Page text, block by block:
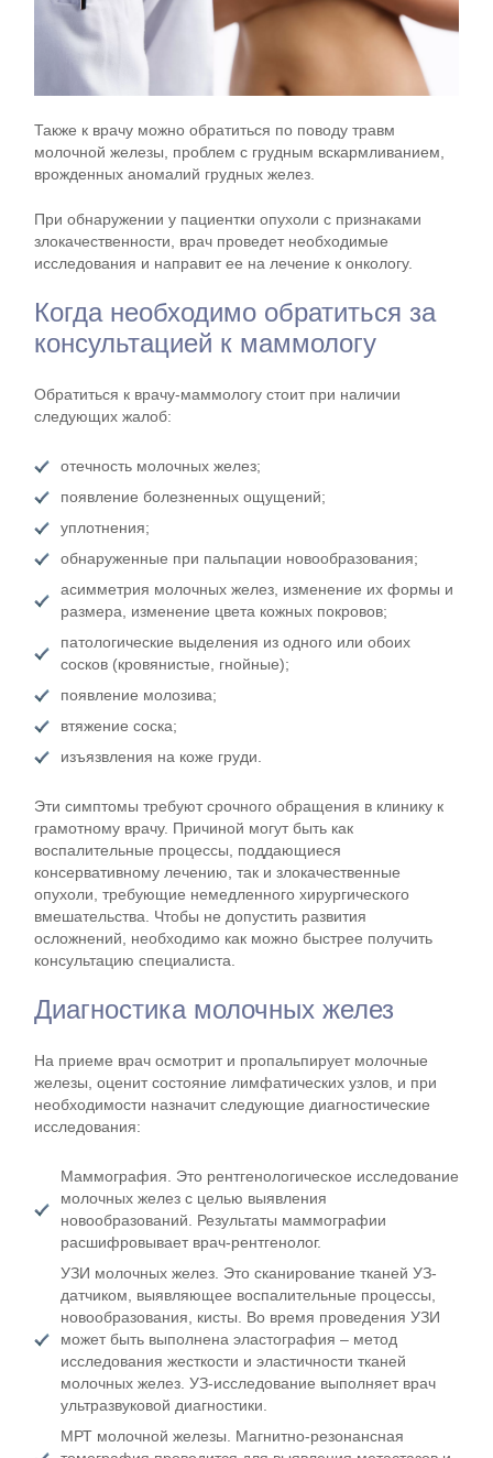
Также к врачу можно обратиться по поводу травм
молочной железы, проблем с грудным вскармливанием,
врожденных аномалий грудных желез.
При обнаружении у пациентки опухоли с признаками
злокачественности, врач проведет необходимые
исследования и направит ее на лечение к онкологу.
Когда необходимо обратиться за
консультацией к маммологу
Обратиться к врачу-маммологу стоит при наличии
следующих жалоб:
отечность молочных желез;
появление болезненных ощущений;
уплотнения;
обнаруженные при пальпации новообразования;
асимметрия молочных желез, изменение их формы и
размера, изменение цвета кожных покровов;
патологические выделения из одного или обоих
сосков (кровянистые, гнойные);
появление молозива;
втяжение соска;
изъязвления на коже груди.
Эти симптомы требуют срочного обращения в клинику к
грамотному врачу. Причиной могут быть как
воспалительные процессы, поддающиеся
консервативному лечению, так и злокачественные
опухоли, требующие немедленного хирургического
вмешательства. Чтобы не допустить развития
осложнений, необходимо как можно быстрее получить
консультацию специалиста.
Диагностика молочных желез
На приеме врач осмотрит и пропальпирует молочные
железы, оценит состояние лимфатических узлов, и при
необходимости назначит следующие диагностические
исследования:
Маммография. Это рентгенологическое исследование
молочных желез с целью выявления
новообразований. Результаты маммографии
расшифровывает врач-рентгенолог.
УЗИ молочных желез. Это сканирование тканей УЗ-
датчиком, выявляющее воспалительные процессы,
новообразования, кисты. Во время проведения УЗИ
может быть выполнена эластография – метод
исследования жесткости и эластичности тканей
молочных желез. УЗ-исследование выполняет врач
ультразвуковой диагностики.
МРТ молочной железы. Магнитно-резонансная